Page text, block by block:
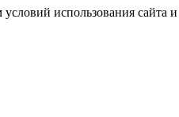
использования сайта